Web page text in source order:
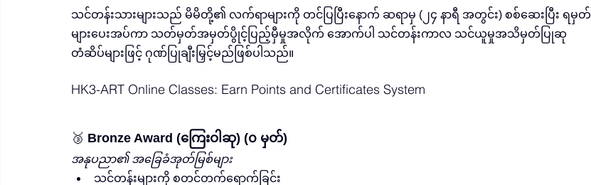
သင်တန်းသားများသည် မိမိတို့၏ လက်ရာများကို တင်ပြပြီးနောက် ဆရာမှ (၂၄ နာရီ အတွင်း) စစ်ဆေးပြီး ရမှတ်
များပေးအပ်ကာ သတ်မှတ်အမှတ်ပွိုင့်ပြည့်မှီမှုအလိုက် အောက်ပါ သင်တန်းကာလ သင်ယူမှုအသိမှတ်ပြုဆု
တံဆိပ်များဖြင့် ဂုဏ်ပြုချီးမြှင့်မည်ဖြစ်ပါသည်။
HK3-ART Online Classes: Earn Points and Certificates System
🥉 Bronze Award (ကြေးဝါဆု) (၀ မှတ်)
အနုပညာ၏ အခြေခံအုတ်မြစ်များ
သင်တန်းများကို စတင်တက်ရောက်ခြင်း